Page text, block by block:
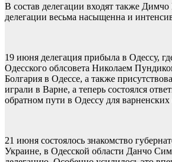
В состав делегации входят также
делегации весьма насыщенна и
19 июня делегация прибыла в Одессу,
Одесского облсовета Николаем
Болгария в Одессе, а также
играли в Варне, а теперь состоялся
обратном пути в Одессу для
21 июня состоялось знакомство
Украине, в Одесской области Данчо